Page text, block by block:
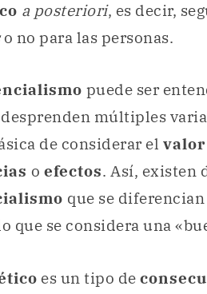
a posteriori, es decir,
o no para las personas.
puede ser
desprenden múltiples
de considerar el
o efectos. Así, existen
que se
que se considera una
es un tipo de